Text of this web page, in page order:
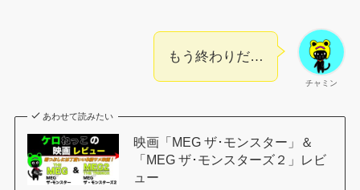
チャミン
もう終わりだ…
あわせて読みたい
映画「MEG ザ･モンスター」＆
「MEG ザ･モンスターズ２」レビ
ュー